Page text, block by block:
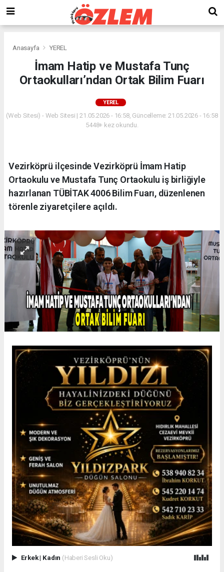
Anasayfa YEREL
İmam Hatip ve Mustafa Tunç
Ortaokulları’ndan Ortak Bilim Fuarı
YEREL
(Web Sitesi) - Web Sitesi | 21.05.2026 - 16:58, Güncelleme: 21.05.2026 - 16:58
5448+ kez okundu.
Vezirköprü ilçesinde Vezirköprü İmam Hatip
Ortaokulu ve Mustafa Tunç Ortaokulu iş birliğiyle
hazırlanan TÜBİTAK 4006 Bilim Fuarı, düzenlenen
törenle ziyaretçilere açıldı.
Erkek| Kadın (Haberi Sesli Oku)